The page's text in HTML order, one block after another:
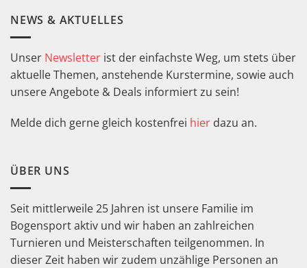
NEWS & AKTUELLES
Unser Newsletter ist der einfachste Weg, um stets über
aktuelle Themen, anstehende Kurstermine, sowie auch
unsere Angebote & Deals informiert zu sein!
Melde dich gerne gleich kostenfrei hier dazu an.
ÜBER UNS
Seit mittlerweile 25 Jahren ist unsere Familie im
Bogensport aktiv und wir haben an zahlreichen
Turnieren und Meisterschaften teilgenommen. In
dieser Zeit haben wir zudem unzählige Personen an